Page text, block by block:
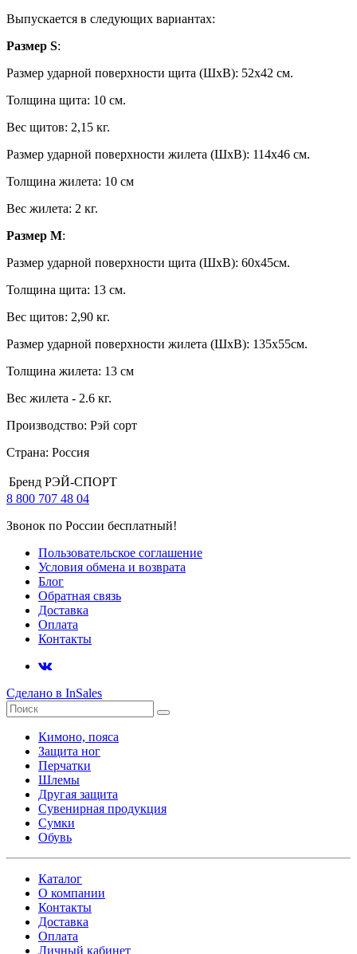
Выпускается в следующих вариантах:
Размер S:
Размер ударной поверхности щита (ШхВ): 52х42 см.
Толщина щита: 10 см.
Вес щитов: 2,15 кг.
Размер ударной поверхности жилета (ШхВ): 114х46 см.
Толщина жилета: 10 см
Вес жилета: 2 кг.
Размер M:
Размер ударной поверхности щита (ШхВ): 60х45см.
Толщина щита: 13 см.
Вес щитов: 2,90 кг.
Размер ударной поверхности жилета (ШхВ): 135х55см.
Толщина жилета: 13 см
Вес жилета - 2.6 кг.
Производство: Рэй сорт
Страна: Россия
Бренд РЭЙ-СПОРТ
8 800 707 48 04
Звонок по России бесплатный!
Пользовательское соглашение
Условия обмена и возврата
Блог
Обратная связь
Доставка
Оплата
Контакты
Сделано в InSales
Кимоно, пояса
Защита ног
Перчатки
Шлемы
Другая защита
Сувенирная продукция
Сумки
Обувь
Каталог
О компании
Контакты
Доставка
Оплата
Личный кабинет